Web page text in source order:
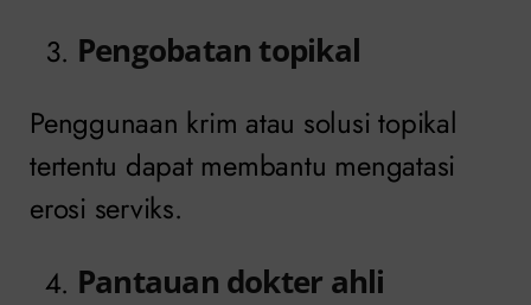
Pengobatan topikal
Penggunaan krim atau solusi topikal
tertentu dapat membantu mengatasi
erosi serviks.
Pantauan dokter ahli